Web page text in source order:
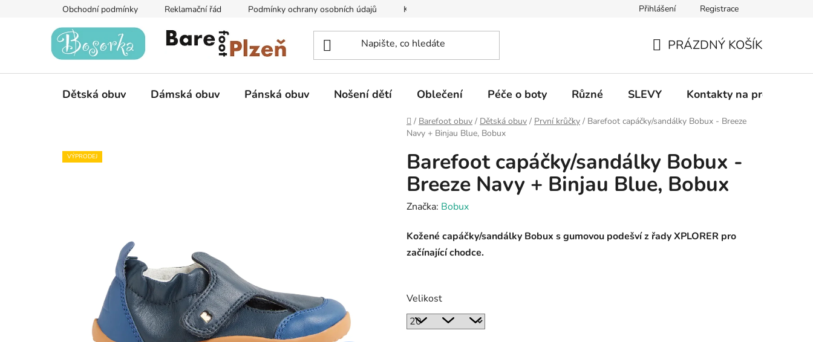
Obchodní podmínky Reklamační řád Podmínky ochrany osobních údajů Kontakty na prodejny Informace k on-line platbám Odstoupení od
Přihlášení Registrace
KOŠÍK
PRÁZDNÝ KOŠÍK
Dětská obuv Dámská obuv Pánská obuv Nošení dětí Oblečení Péče o boty Různé SLEVY Kontakty na prodejny
Domů
/ Barefoot obuv / Dětská obuv / První krůčky / Barefoot capáčky/sandálky Bobux - Breeze
Navy + Binjau Blue, Bobux
Barefoot capáčky/sandálky Bobux -
Breeze Navy + Binjau Blue, Bobux
Značka: Bobux
Kožené capáčky/sandálky Bobux s gumovou podešví z řady XPLORER pro
začínající chodce.
Velikost
VÝPRODEJ